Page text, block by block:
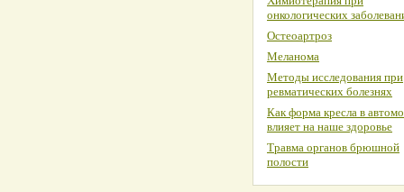
онкологических
Остеоартроз
Меланома
Методы исследования при
ревматических болезнях
Как форма кресла в
влияет на наше здоровье
Травма органов брюшной
полости